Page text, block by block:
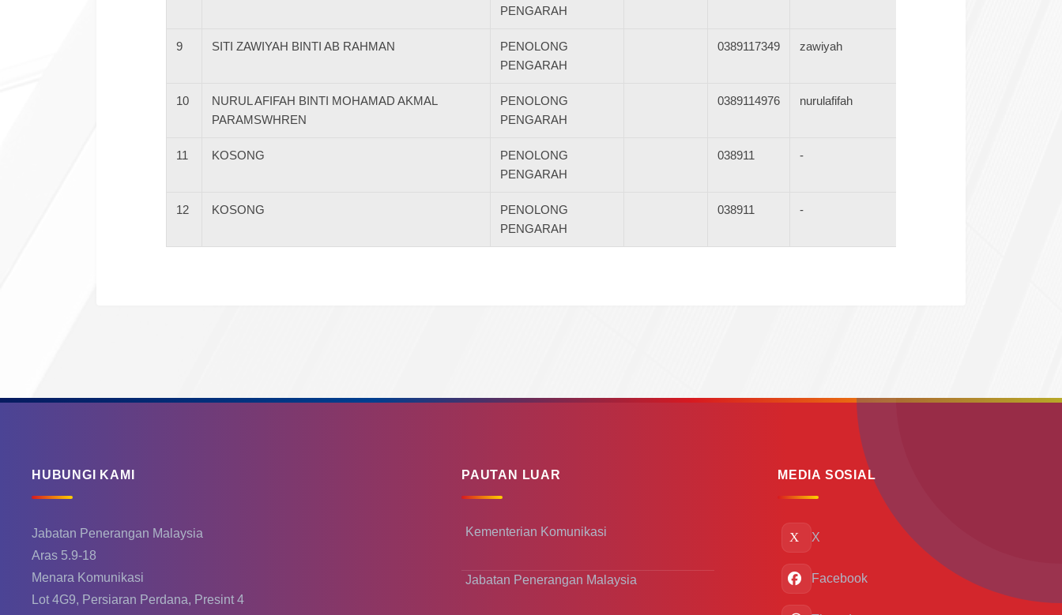
PENGARAH
9 SITI ZAWIYAH BINTI AB RAHMAN
PENOLONG
PENGARAH
0389117349 zawiyah
10
NURUL AFIFAH BINTI MOHAMAD AKMAL
PARAMSWHREN
PENOLONG
PENGARAH
0389114976 nurulafifah
11 KOSONG
PENOLONG
PENGARAH
038911 -
12 KOSONG
PENOLONG
PENGARAH
038911 -
HUBUNGI KAMI
Jabatan Penerangan Malaysia
Aras 5.9-18
Menara Komunikasi
Lot 4G9, Persiaran Perdana, Presint 4
PAUTAN LUAR
Kementerian Komunikasi
Jabatan Penerangan Malaysia
MEDIA SOSIAL
X
Facebook